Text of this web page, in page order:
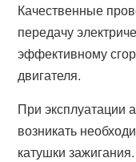
Качественные
передачу
эффективному
двигателя.
При эксплуатации
возникать
катушки